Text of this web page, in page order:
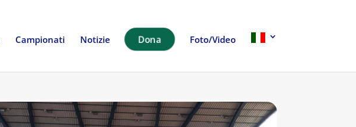
Campionati Notizie Dona Foto/Video